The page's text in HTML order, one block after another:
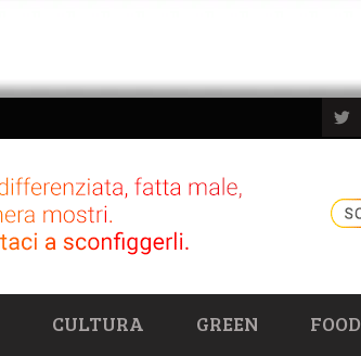
CULTURA GREEN FOOD